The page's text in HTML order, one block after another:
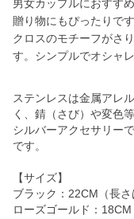
男女カップルにおすす
贈り物にもぴったりです
クロスのモチーフがさ
す。シンプルでオシャ
ステンレスは金属アレ
く、錆（さび）や変色
シルバーアクセサリー
です。
【サイズ】
ブラック：22CM（長さ
ローズゴールド：18CM